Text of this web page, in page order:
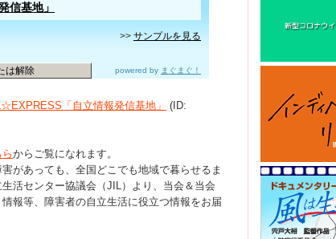
信基地」
>> サンプルを見る
は解除 powered by まぐまぐ！
「自立情報発信基地」
(ID:
からご覧になれます。
があっても、全国どこでも地域で暮らせるま
活センター協議会（JIL）より、当会＆当会
報等、障害者の自立生活に役立つ情報をお届